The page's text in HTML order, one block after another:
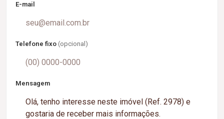
E-mail
Telefone fixo (opcional)
Mensagem